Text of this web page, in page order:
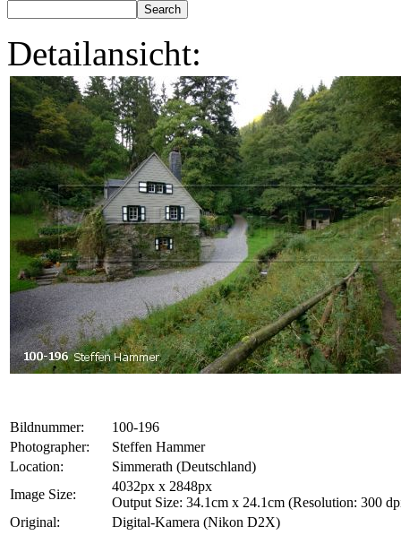
Detailansicht:
Bildnummer:
100-196
Photographer:
Steffen Hammer
Location:
Simmerath (Deutschland)
Image Size:
4032px x 2848px
Output Size: 34.1cm x 24.1cm (Resolution: 300
Original:
Digital-Kamera (Nikon D2X)